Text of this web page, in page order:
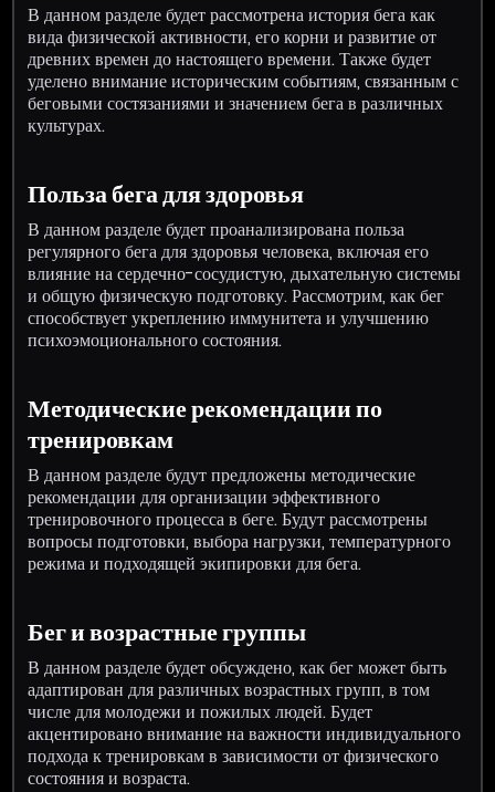
В данном разделе будет рассмотрена история бега как
вида физической активности, его корни и развитие от
древних времен до настоящего времени. Также будет
уделено внимание историческим событиям, связанным с
беговыми состязаниями и значением бега в различных
культурах.
Польза бега для здоровья
В данном разделе будет проанализирована польза
регулярного бега для здоровья человека, включая его
влияние на сердечно-сосудистую, дыхательную системы
и общую физическую подготовку. Рассмотрим, как бег
способствует укреплению иммунитета и улучшению
психоэмоционального состояния.
Методические рекомендации по
тренировкам
В данном разделе будут предложены методические
рекомендации для организации эффективного
тренировочного процесса в беге. Будут рассмотрены
вопросы подготовки, выбора нагрузки, температурного
режима и подходящей экипировки для бега.
Бег и возрастные группы
В данном разделе будет обсуждено, как бег может быть
адаптирован для различных возрастных групп, в том
числе для молодежи и пожилых людей. Будет
акцентировано внимание на важности индивидуального
подхода к тренировкам в зависимости от физического
состояния и возраста.